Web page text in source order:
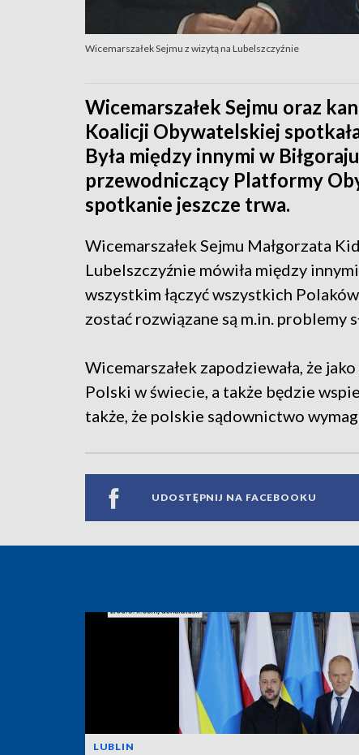
Wicemarszałek Sejmu z wizytą na Lubelszczyźnie
Wicemarszałek Sejmu oraz
Koalicji Obywatelskiej
Była między innymi w
przewodniczący Platformy
spotkanie jeszcze trwa.
Wicemarszałek Sejmu Małgorzata
Lubelszczyźnie mówiła między
wszystkim łączyć wszystkich
zostać rozwiązane są m.in. problemy
Wicemarszałek zapodziewała, że
Polski w świecie, a także będzie
także, że polskie sądownictwo
UDOSTĘPNIJ NA FACEBOOKU
LUBLIN